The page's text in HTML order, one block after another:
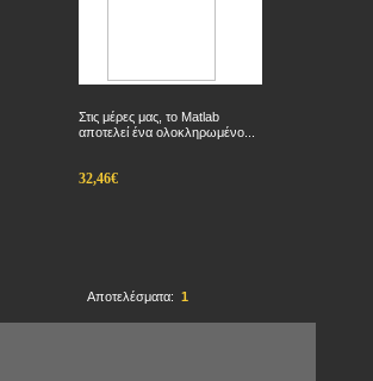
Στις μέρες μας, το Matlab
αποτελεί ένα ολοκληρωμένο...
32,46€
Αποτελέσματα: 1